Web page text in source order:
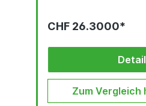
CHF 26.3000*
Zum Vergleich